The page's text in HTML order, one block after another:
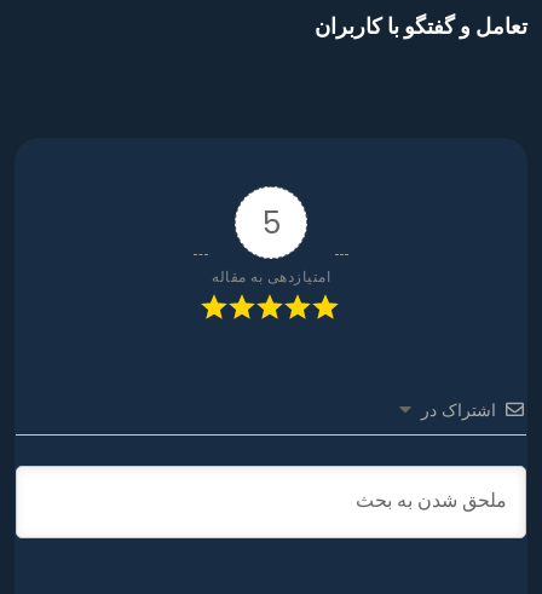
تعامل و گفتگو با کاربران
5
امتیازدهی به مقاله
اشتراک در